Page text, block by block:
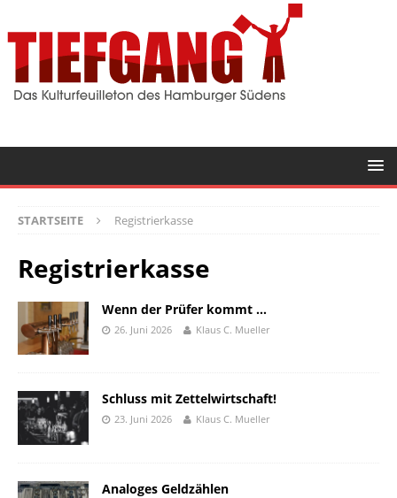
STARTSEITE Registrierkasse
Registrierkasse
Wenn der Prüfer kommt …
26. Juni 2026 Klaus C. Mueller
Schluss mit Zettelwirtschaft!
23. Juni 2026 Klaus C. Mueller
Analoges Geldzählen